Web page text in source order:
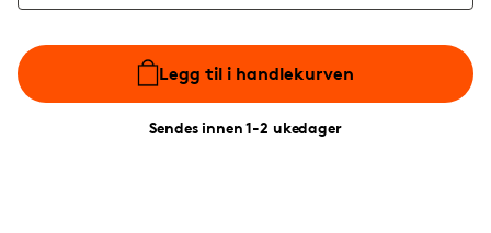
Legg til i handlekurven
Sendes innen 1-2 ukedager